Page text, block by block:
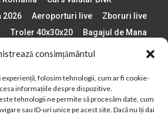
consimțământul
experiență, folosim tehnologii, cum ar fi cookie-
informațiile despre dispozitive.
tehnologii ne permite să procesăm date, cum
sau ID-uri unice pe acest site. Dacă nu îți dai
2026
Aeroporturi live
Zboruri live
Troler 40x30x20
Bagajul de Mana
Cele mai bune telefoane
Concerte Romania 2025
Când se schimba ora în 2026